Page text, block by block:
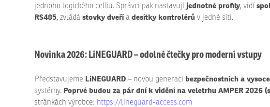
jednoho logického celku. Správci pak nastavují jednotné profily, vidí
RS485, zvládá stovky dveří a desítky kontrolérů v jedné síti.
Novinka 2026: LiNEGUARD – odolné čtečky pro moderní vstupy
Představujeme LiNEGUARD – novou generaci bezpečnostních a
systémy. Poprvé budou za pár dní k vidění na veletrhu AMPER 2026
stránkách výrobce: https://lineguard-access.com